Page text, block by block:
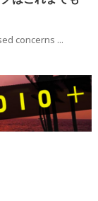
concerns ...